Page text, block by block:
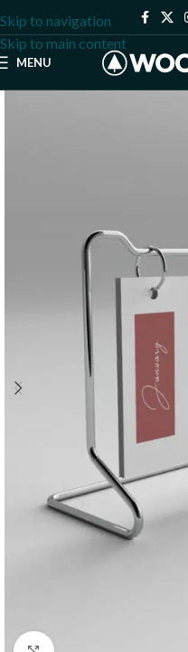
Skip to navigation
Skip to main content
MENU